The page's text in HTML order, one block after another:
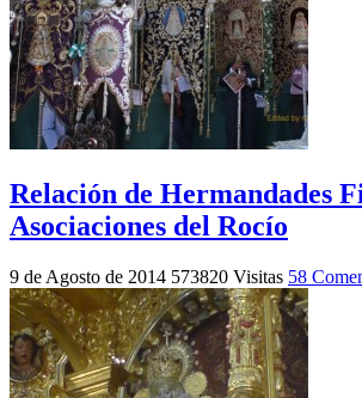
Relación de Hermandades
Asociaciones del Rocío
9 de Agosto de 2014 573820 Visitas 58